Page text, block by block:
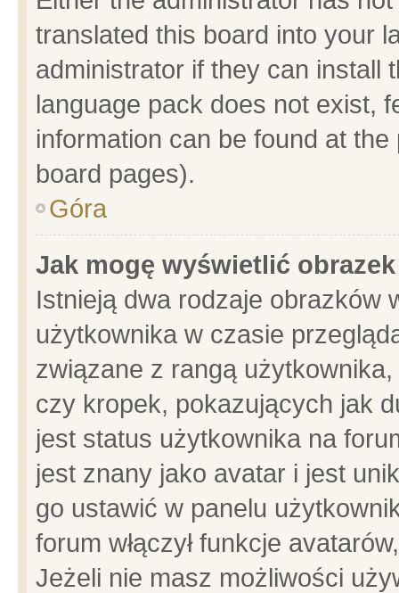
translated this board into your
administrator if they can install
language pack does not exist,
information can be found at
board pages).
Góra
Jak mogę wyświetlić
Istnieją dwa rodzaje obrazków
użytkownika w czasie
związane z rangą
czy kropek, pokazujących jak
jest status użytkownika na
jest znany jako avatar i jest
go ustawić w panelu
forum włączył funkcje
Jeżeli nie masz możliwości